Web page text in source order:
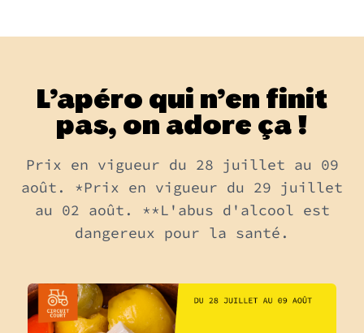
L’apéro qui n’en finit
pas, on adore ça !
Prix en vigueur du 28 juillet au 09
août. *Prix en vigueur du 29 juillet
au 02 août. **L'abus d'alcool est
dangereux pour la santé.